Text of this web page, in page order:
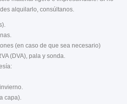
alquilarlo, consúltanos.
(en caso de que sea necesario)
(DVA), pala y sonda.
capa).